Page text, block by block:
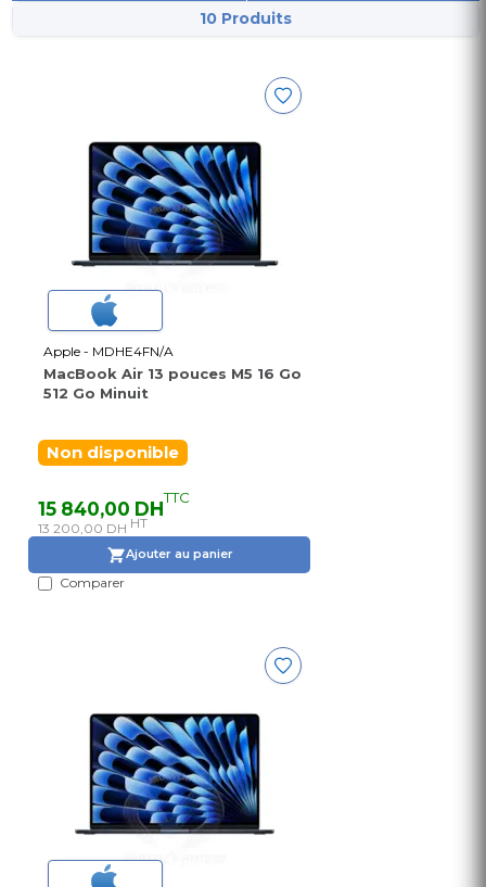
10 Produits
Apple - MDHE4FN/A
MacBook Air 13 pouces M5 16 Go
512 Go Minuit
Non disponible
15 840,00 DHTTC
13 200,00 DH HT
Ajouter au panier
Comparer